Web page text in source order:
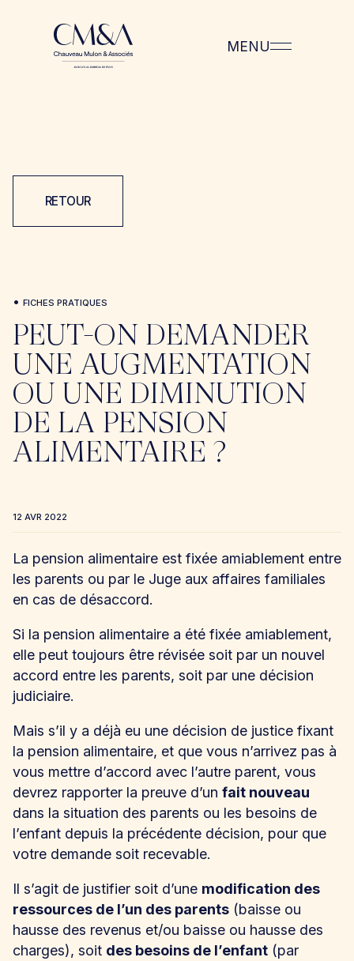
MENU
RETOUR
• FICHES PRATIQUES
PEUT-ON DEMANDER
UNE AUGMENTATION
OU UNE DIMINUTION
DE LA PENSION
ALIMENTAIRE ?
12 AVR 2022
La pension alimentaire est fixée amiablement entre
les parents ou par le Juge aux affaires familiales
en cas de désaccord.
Si la pension alimentaire a été fixée amiablement,
elle peut toujours être révisée soit par un nouvel
accord entre les parents, soit par une décision
judiciaire.
Mais s’il y a déjà eu une décision de justice fixant
la pension alimentaire, et que vous n’arrivez pas à
vous mettre d’accord avec l’autre parent, vous
devrez rapporter la preuve d’un fait nouveau
dans la situation des parents ou les besoins de
l’enfant depuis la précédente décision, pour que
votre demande soit recevable.
Il s’agit de justifier soit d’une modification des
ressources de l’un des parents(baisse ou
hausse des revenus et/ou baisse ou hausse des
charges), soit des besoins de l’enfant(par